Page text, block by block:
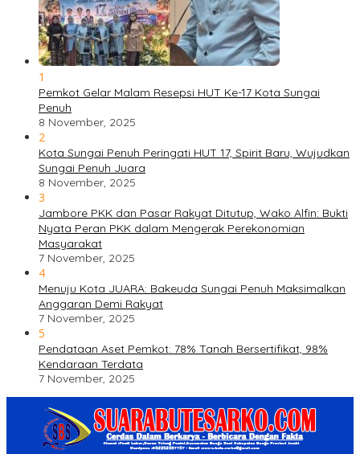
1
Pemkot Gelar Malam Resepsi HUT Ke-17 Kota Sungai
Penuh
8 November, 2025
2
Kota Sungai Penuh Peringati HUT 17, Spirit Baru, Wujudkan
Sungai Penuh Juara
8 November, 2025
3
Jambore PKK dan Pasar Rakyat Ditutup, Wako Alfin: Bukti
Nyata Peran PKK dalam Mengerak Perekonomian
Masyarakat
7 November, 2025
4
Menuju Kota JUARA: Bakeuda Sungai Penuh Maksimalkan
Anggaran Demi Rakyat
7 November, 2025
5
Pendataan Aset Pemkot: 78% Tanah Bersertifikat, 98%
Kendaraan Terdata
7 November, 2025